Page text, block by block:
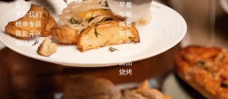
首页
关于我们
榜单专题
最新开张
编辑推荐
早餐
午餐
晚餐
宵夜
Cafe
火锅
甜品
烧烤